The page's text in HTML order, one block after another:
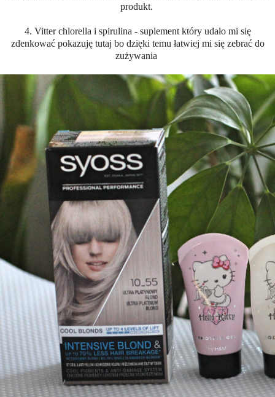
produkt.
4. Vitter chlorella i spirulina - suplement który udało mi się
zdenkować pokazuję tutaj bo dzięki temu łatwiej mi się zebrać do
zużywania